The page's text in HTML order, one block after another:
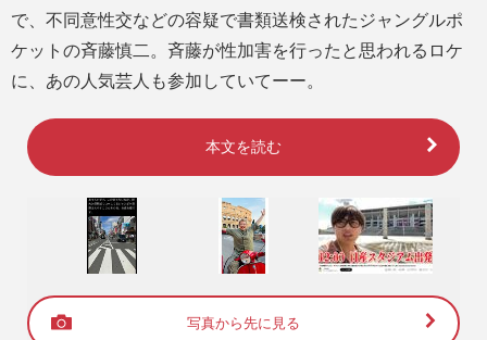
で、不同意性交などの容疑で書類送検されたジャングルポ
ケットの斉藤慎二。斉藤が性加害を行ったと思われるロケ
に、あの人気芸人も参加していてーー。
本文を読む
写真から先に見る